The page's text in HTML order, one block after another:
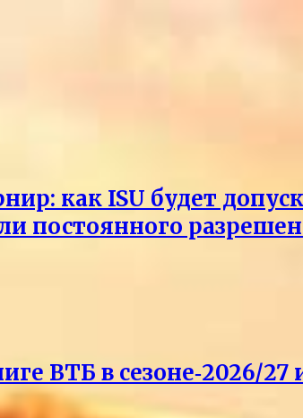
как ISU будет
постоянного
ВТБ в сезоне‑2026/27